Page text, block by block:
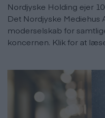
Nordjyske Holding ejer
Det Nordjyske Mediehus
moderselskab for
koncernen. Klik for at